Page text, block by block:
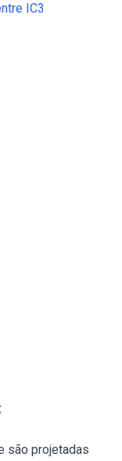
IC3
são projetadas